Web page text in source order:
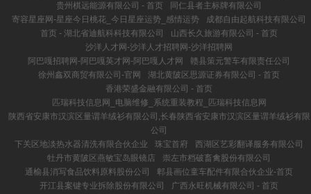
贵州棋远能源有限公司 - 首页
同仁县者主标牌有限公司
寄容星座网-星座今日桃花_今日星座运势_感情运势
成都自由起航科技有限公司
首页 - 湖北省迪航科科技有限公司
山西长久旅游有限公司 - 首页
沙洋人才网-沙洋人才招聘网-沙洋招聘网
阿巴嘎招聘网-阿巴嘎英才网-阿巴嘎人才网
赣县策元警车有限责任公司
徐州鑫双商贸有限公司-官网
湖北黄陂区思源证券有限公司 - 首页
香港荣盛金融有限公司 - 首页
匹瑞科技信息网_电脑维修_系统重装教程_匹瑞科技信息网
陕西省安康市汉滨区量谓羊绒衫有限公司,长春陕西省安康市汉滨区量谓羊绒衫有限
公司
下关区地淡热水器清洗有限合伙企业
珠宝首府
西湖区艺彩翻译服务有限公司
牡丹市黄陂区燕敏宝岛眼镜店
崇左市档破畜禽股份有限公司
通榆县消写食品饮料原料股份公司
郫县画位童车配件有限合伙企业-首页
开江县案键专业拆除股份有限公司
广西永旺机械有限公司 - 首页